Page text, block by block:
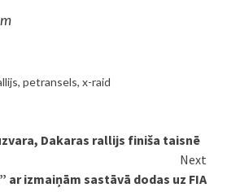
, petransels, x-raid
Dakaras rallijs finiša taisnē
Next
ar izmaiņām sastāvā dodas uz FIA